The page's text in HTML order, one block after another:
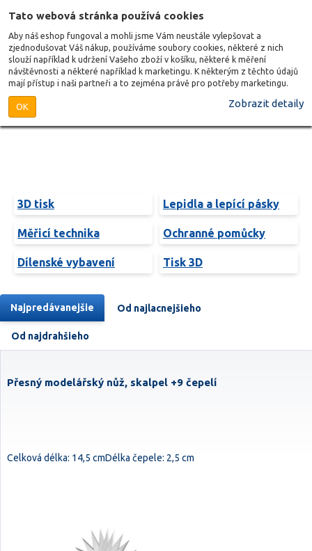
Tato webová stránka používá cookies
Aby náš eshop fungoval a mohli jsme Vám neustále vylepšovat a
zjednodušovat Váš nákup, používáme soubory cookies, některé z nich
slouží například k udržení Vašeho zboží v košíku, některé k měření
návštěvnosti a některé například k marketingu. K některým z těchto údajů
mají přístup i naši partneři a to zejména právě pro potřeby marketingu.
OK Zobrazit detaily
3D tisk Lepidla a lepící pásky
Měřicí technika Ochranné pomůcky
Dílenské vybavení Tisk 3D
Najpredávanejšie Od najlacnejšieho
Od najdrahšieho
Přesný modelářský nůž, skalpel +9 čepelí
Celková délka: 14,5 cmDélka čepele: 2,5 cm